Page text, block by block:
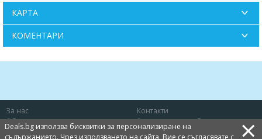
КАРТА
КОМЕНТАРИ
За нас
Контакти
Общи условия
Защита на потребителя
Политика за лични данни
Бисквитки
Deals.bg използва бисквитки за персонализиране на
съдържанието. Чрез използването на сайта, Вие се съгласявате с
×